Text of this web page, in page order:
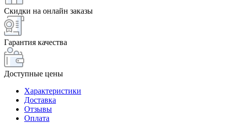
Скидки на онлайн заказы
Гарантия качества
Доступные цены
Характеристики
Доставка
Отзывы
Оплата